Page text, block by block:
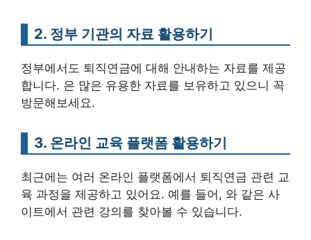
2. 정부 기관의 자료 활용하기
정부에서도 퇴직연금에 대해 안내하는 자료를 제공
합니다. 은 많은 유용한 자료를 보유하고 있으니 꼭
방문해보세요.
3. 온라인 교육 플랫폼 활용하기
최근에는 여러 온라인 플랫폼에서 퇴직연금 관련 교
육 과정을 제공하고 있어요. 예를 들어, 와 같은 사
이트에서 관련 강의를 찾아볼 수 있습니다.